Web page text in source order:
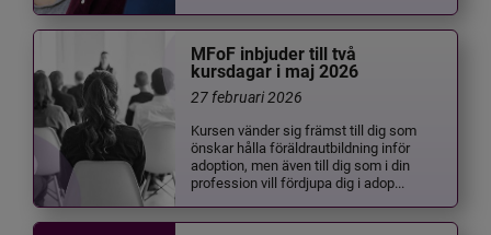
MFoF inbjuder till två
kursdagar i maj 2026
27 februari 2026
Kursen vänder sig främst till dig som
önskar hålla föräldrautbildning inför
adoption, men även till dig som i din
profession vill fördjupa dig i adop...